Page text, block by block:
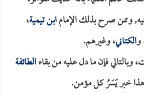
وممن صرح بذلك الإمامابن تيمية،
والكتاني، وغيرهم.
فإن ما دل عليه من بقاءالطائفة
خبر يَسَرُ كل مؤمن.